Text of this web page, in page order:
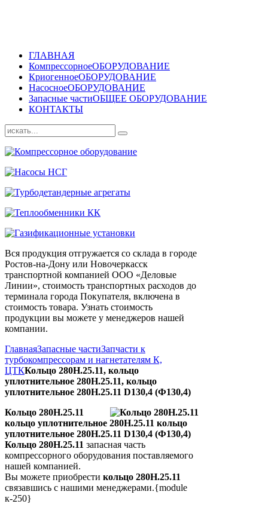
ГЛАВНАЯ
КомпрессорноеОБОРУДОВАНИЕ
КриогенноеОБОРУДОВАНИЕ
НасосноеОБОРУДОВАНИЕ
Запасные частиОБЩЕЕ ОБОРУДОВАНИЕ
КОНТАКТЫ
Вся продукция отгружается со склада в городе
Ростов-на-Дону или Новочеркасск
транспортной компанией ООО «Деловые
Линии», стоимость транспортных расходов до
терминала города Покупателя, включена в
стоимость товара. Узнать стоимость
продукции вы можете у менеджеров нашей
компании.
ГлавнаяЗапасные частиЗапчасти к
турбокомпрессорам и нагнетателям К,
ЦТККольцо 280Н.25.11, кольцо
уплотнительное 280Н.25.11, кольцо
уплотнительное 280Н.25.11 D130,4 (Ф130,4)
Кольцо 280Н.25.11
кольцо уплотнительное 280Н.25.11 кольцо
уплотнительное 280Н.25.11 D130,4 (Ф130,4)
Кольцо 280Н.25.11 запасная часть
компрессорного оборудования поставляемого
нашей компанией.
Вы можете приобрести кольцо 280Н.25.11
связавшись с нашими менеджерами.{module
к-250}